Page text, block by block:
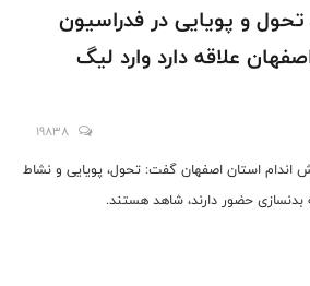
و پویایی در فدراسیون
علاقه دارد وارد لیگ
19838
استان اصفهان گفت: تحول، پویایی و نشاط
حضور دارند، شاهد هستند.